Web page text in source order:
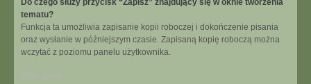
Do czego służy przycisk “Zapisz” znajdujący się w oknie tworzenia
tematu?
Funkcja ta umożliwia zapisanie kopii roboczej i dokończenie pisania
oraz wysłanie w późniejszym czasie. Zapisaną kopię roboczą można
wczytać z poziomu panelu użytkownika.
Na górę